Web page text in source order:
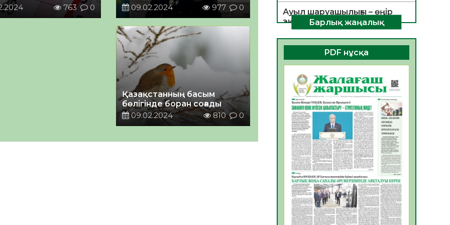
763 0
09.02.2024
977 0
Қазақстанның басым
бөлігінде боран соғады
09.02.2024
810 0
Ауыл шаруашылығы – өңір
экономикасының негізгі
тірегі
06.08.2026
34 0
ҚОҒАМДЫҚ БЕЛСЕНДІЛІК –
ЕЛ ДАМУЫНЫҢ НЕГІЗІ
06.08.2026
32
ҚҰРЫЛТАЙ САЙЛАУЫ –
БОЛАШАҚҚА БАСТАР
ЖАУАПТЫ ТАҢДАУ
06.08.2026
35
Инфекциялық ауруларға
қарсы иммундау
жұмыстарының тиімділігі
06.08.2026
35
Көкжөтел ауруы туралы
Барлық жаңалық
PDF нұсқа